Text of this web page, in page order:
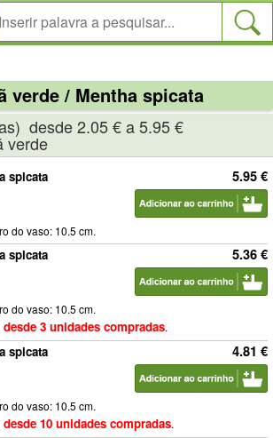
verde / Mentha spicata
desde 2.05 € a 5.95 €
verde
5.95 €
spicata
do vaso: 10.5 cm.
5.36 €
spicata
do vaso: 10.5 cm.
desde 3 unidades compradas.
4.81 €
spicata
do vaso: 10.5 cm.
desde 10 unidades compradas.
de Cookies